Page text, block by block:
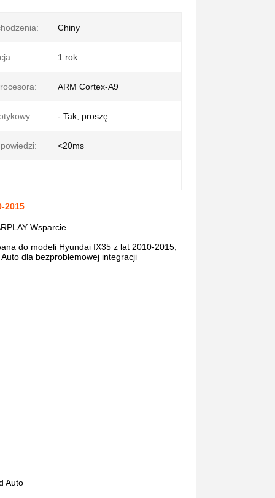
Chiny
1 rok
ARM Cortex-A9
- Tak, proszę.
<20ms
2015
Wsparcie
do modeli Hyundai IX35 z lat 2010-2015,
dla bezproblemowej integracji
Auto